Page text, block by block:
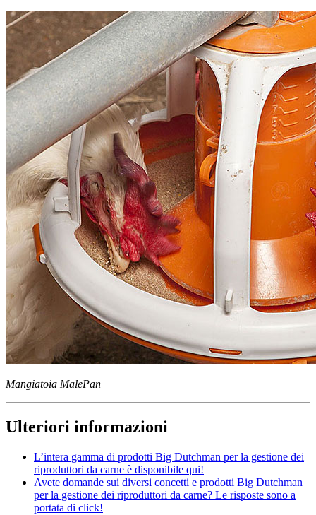
Mangiatoia MalePan
Ulteriori informazioni
L’intera gamma di prodotti Big Dutchman per la gestione dei
riproduttori da carne è disponibile qui!
Avete domande sui diversi concetti e prodotti Big Dutchman
per la gestione dei riproduttori da carne? Le risposte sono a
portata di click!